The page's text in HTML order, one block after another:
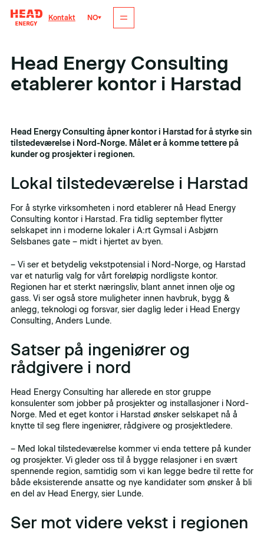
Kontakt NO
Head Energy Consulting
etablerer kontor i Harstad
Konsulent,Ingeniør,Olje og gass ,Bygg og anlegg1. september 2025
Head Energy Consulting åpner kontor i Harstad for å styrke sin
tilstedeværelse i Nord-Norge. Målet er å komme tettere på
kunder og prosjekter i regionen.
Lokal tilstedeværelse i Harstad
For å styrke virksomheten i nord etablerer nå Head Energy
Consulting kontor i Harstad. Fra tidlig september flytter
selskapet inn i moderne lokaler i A:rt Gymsal i Asbjørn
Selsbanes gate – midt i hjertet av byen.
– Vi ser et betydelig vekstpotensial i Nord-Norge, og Harstad
var et naturlig valg for vårt foreløpig nordligste kontor.
Regionen har et sterkt næringsliv, blant annet innen olje og
gass. Vi ser også store muligheter innen havbruk, bygg &
anlegg, teknologi og forsvar, sier daglig leder i Head Energy
Consulting, Anders Lunde.
Satser på ingeniører og
rådgivere i nord
Head Energy Consulting har allerede en stor gruppe
konsulenter som jobber på prosjekter og installasjoner i Nord-
Norge. Med et eget kontor i Harstad ønsker selskapet nå å
knytte til seg flere ingeniører, rådgivere og prosjektledere.
– Med lokal tilstedeværelse kommer vi enda tettere på kunder
og prosjekter. Vi gleder oss til å bygge relasjoner i en svært
spennende region, samtidig som vi kan legge bedre til rette for
både eksisterende ansatte og nye kandidater som ønsker å bli
en del av Head Energy, sier Lunde.
Ser mot videre vekst i regionen